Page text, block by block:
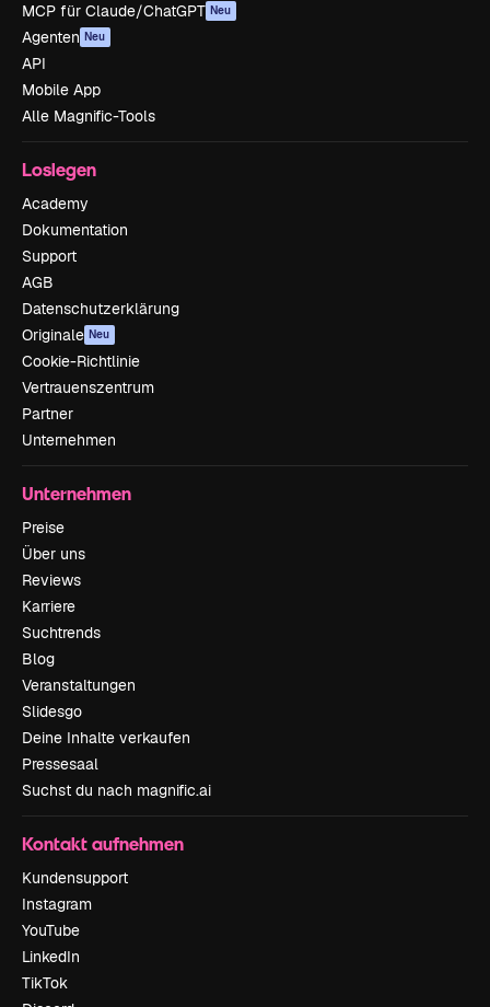
MCP für Claude/ChatGPT Neu
Agenten Neu
API
Mobile App
Alle Magnific-Tools
Loslegen
Academy
Dokumentation
Support
AGB
Datenschutzerklärung
Originale Neu
Cookie-Richtlinie
Vertrauenszentrum
Partner
Unternehmen
Unternehmen
Preise
Über uns
Reviews
Karriere
Suchtrends
Blog
Veranstaltungen
Slidesgo
Deine Inhalte verkaufen
Pressesaal
Suchst du nach magnific.ai
Kontakt aufnehmen
Kundensupport
Instagram
YouTube
LinkedIn
TikTok